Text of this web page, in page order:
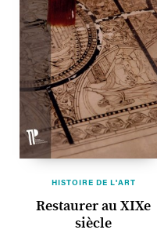
HISTOIRE DE L'ART
Restaurer au XIXe
siècle